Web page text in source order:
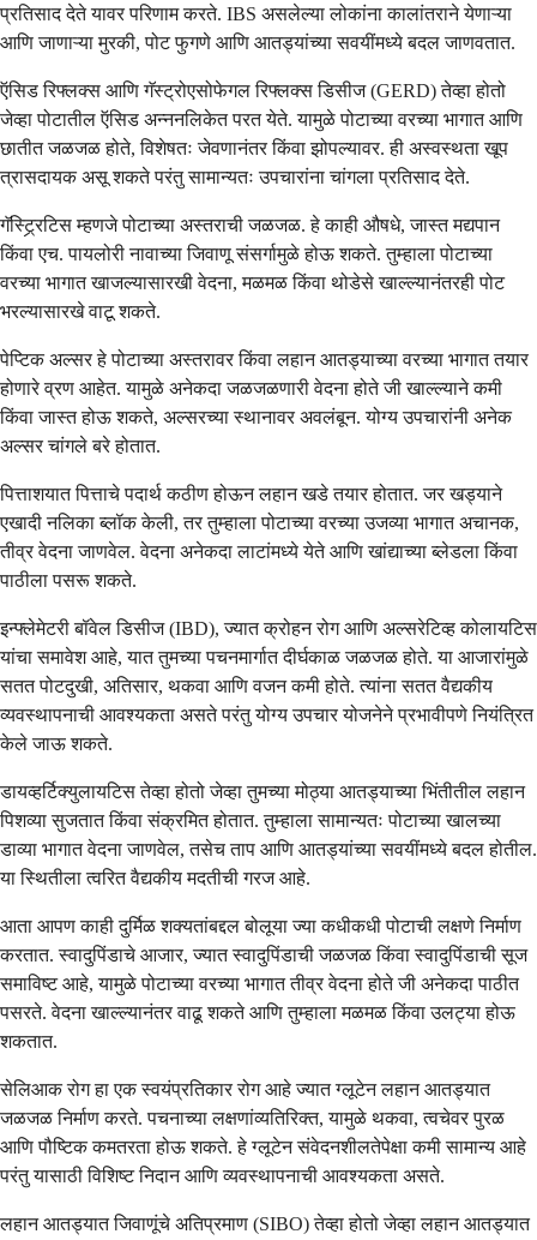
प्रतिसाद देते यावर परिणाम करते. IBS असलेल्या लोकांना कालांतराने येणाऱ्या
आणि जाणाऱ्या मुरकी, पोट फुगणे आणि आतड्यांच्या सवयींमध्ये बदल जाणवतात.
ऍसिड रिफ्लक्स आणि गॅस्ट्रोएसोफेगल रिफ्लक्स डिसीज (GERD) तेव्हा होतो
जेव्हा पोटातील ऍसिड अन्ननलिकेत परत येते. यामुळे पोटाच्या वरच्या भागात आणि
छातीत जळजळ होते, विशेषतः जेवणानंतर किंवा झोपल्यावर. ही अस्वस्थता खूप
त्रासदायक असू शकते परंतु सामान्यतः उपचारांना चांगला प्रतिसाद देते.
गॅस्ट्र्रिटिस म्हणजे पोटाच्या अस्तराची जळजळ. हे काही औषधे, जास्त मद्यपान
किंवा एच. पायलोरी नावाच्या जिवाणू संसर्गामुळे होऊ शकते. तुम्हाला पोटाच्या
वरच्या भागात खाजल्यासारखी वेदना, मळमळ किंवा थोडेसे खाल्ल्यानंतरही पोट
भरल्यासारखे वाटू शकते.
पेप्टिक अल्सर हे पोटाच्या अस्तरावर किंवा लहान आतड्याच्या वरच्या भागात तयार
होणारे व्रण आहेत. यामुळे अनेकदा जळजळणारी वेदना होते जी खाल्ल्याने कमी
किंवा जास्त होऊ शकते, अल्सरच्या स्थानावर अवलंबून. योग्य उपचारांनी अनेक
अल्सर चांगले बरे होतात.
पित्ताशयात पित्ताचे पदार्थ कठीण होऊन लहान खडे तयार होतात. जर खड्याने
एखादी नलिका ब्लॉक केली, तर तुम्हाला पोटाच्या वरच्या उजव्या भागात अचानक,
तीव्र वेदना जाणवेल. वेदना अनेकदा लाटांमध्ये येते आणि खांद्याच्या ब्लेडला किंवा
पाठीला पसरू शकते.
इन्फ्लेमेटरी बॉवेल डिसीज (IBD), ज्यात क्रोहन रोग आणि अल्सरेटिव्ह कोलायटिस
यांचा समावेश आहे, यात तुमच्या पचनमार्गात दीर्घकाळ जळजळ होते. या आजारांमुळे
सतत पोटदुखी, अतिसार, थकवा आणि वजन कमी होते. त्यांना सतत वैद्यकीय
व्यवस्थापनाची आवश्यकता असते परंतु योग्य उपचार योजनेने प्रभावीपणे नियंत्रित
केले जाऊ शकते.
डायव्हर्टिक्युलायटिस तेव्हा होतो जेव्हा तुमच्या मोठ्या आतड्याच्या भिंतीतील लहान
पिशव्या सुजतात किंवा संक्रमित होतात. तुम्हाला सामान्यतः पोटाच्या खालच्या
डाव्या भागात वेदना जाणवेल, तसेच ताप आणि आतड्यांच्या सवयींमध्ये बदल होतील.
या स्थितीला त्वरित वैद्यकीय मदतीची गरज आहे.
आता आपण काही दुर्मिळ शक्यतांबद्दल बोलूया ज्या कधीकधी पोटाची लक्षणे निर्माण
करतात. स्वादुपिंडाचे आजार, ज्यात स्वादुपिंडाची जळजळ किंवा स्वादुपिंडाची सूज
समाविष्ट आहे, यामुळे पोटाच्या वरच्या भागात तीव्र वेदना होते जी अनेकदा पाठीत
पसरते. वेदना खाल्ल्यानंतर वाढू शकते आणि तुम्हाला मळमळ किंवा उलट्या होऊ
शकतात.
सेलिआक रोग हा एक स्वयंप्रतिकार रोग आहे ज्यात ग्लूटेन लहान आतड्यात
जळजळ निर्माण करते. पचनाच्या लक्षणांव्यतिरिक्त, यामुळे थकवा, त्वचेवर पुरळ
आणि पौष्टिक कमतरता होऊ शकते. हे ग्लूटेन संवेदनशीलतेपेक्षा कमी सामान्य आहे
परंतु यासाठी विशिष्ट निदान आणि व्यवस्थापनाची आवश्यकता असते.
लहान आतड्यात जिवाणूंचे अतिप्रमाण (SIBO) तेव्हा होतो जेव्हा लहान आतड्यात